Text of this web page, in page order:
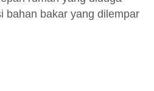
bahan bakar yang dilempar